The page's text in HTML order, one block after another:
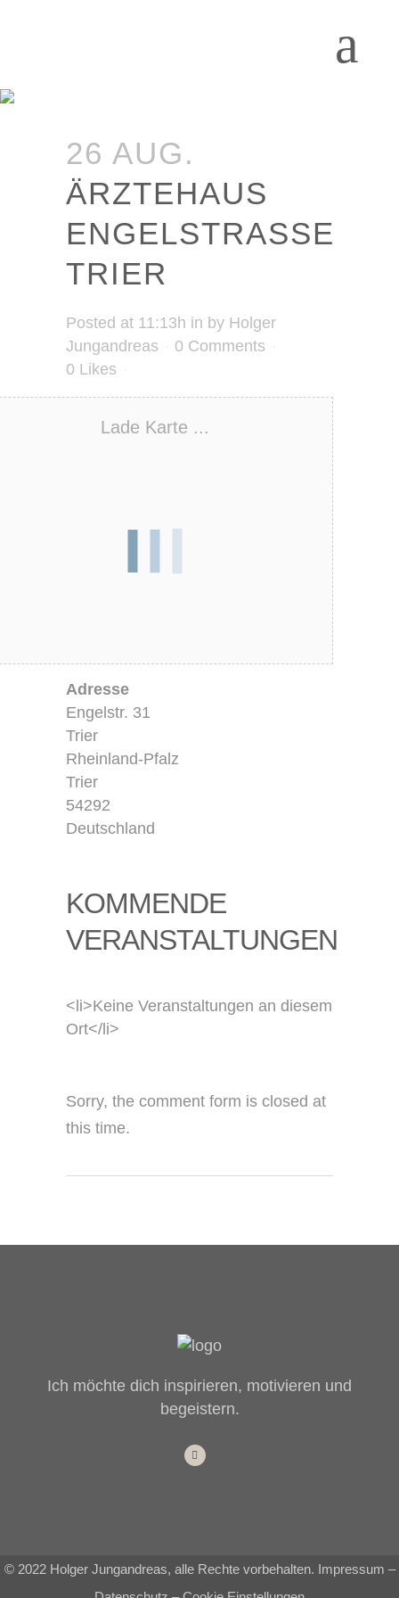
26 AUG.
ÄRZTEHAUS
ENGELSTRASSE T
RIER
Posted at 11:13h in by Holger
Jungandreas
0 Comments
0 Likes
Lade Karte ...
Adresse
Engelstr. 31
Trier
Rheinland-Pfalz
Trier
54292
Deutschland
KOMMENDE
VERANSTALTUNGEN
<li>Keine Veranstaltungen an diesem
Ort</li>
Sorry, the comment form is closed at
this time.
Ich möchte dich inspirieren, motivieren und
begeistern.
© 2022 Holger Jungandreas, alle Rechte vorbehalten. Impressum –